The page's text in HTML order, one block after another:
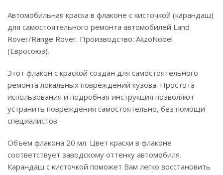
Автомобильная краска в флаконе с кисточкой (карандаш)
для самостоятельного ремонта автомобилей Land
Rover/Range Rover. Производство: AkzoNobel
(Евросоюз).
Этот флакон с краской создан для самостоятельного
ремонта локальных повреждений кузова. Простота
использования и подробная инструкция позволяют
устранить повреждения самостоятельно, без помощи
специалистов.
Объем флакона 20 мл. Цвет краски в флаконе
соответствует заводскому оттенку автомобиля.
Карандаш с кисточкой поможет Вам легко восстановить